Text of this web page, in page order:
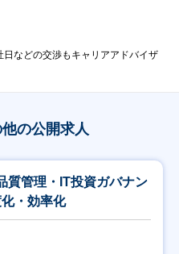
日などの交渉もキャリアアドバイザ
の公開求人
質管理・IT投資ガバナン
・効率化